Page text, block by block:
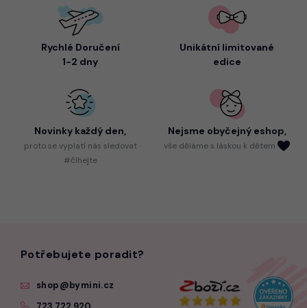
Rychlé Doručení
1-2 dny
Unikátní limitované
edice
Novinky každý den,
protose vyplatí nás sledovat
#číhejte
Nejsme obyčejný eshop,
vše děláme s láskou k dětem
Potřebujete poradit?
shop@bymini.cz